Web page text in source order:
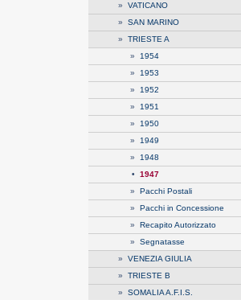
» VATICANO
» SAN MARINO
» TRIESTE A
» 1954
» 1953
» 1952
» 1951
» 1950
» 1949
» 1948
• 1947
» Pacchi Postali
» Pacchi in Concessione
» Recapito Autorizzato
» Segnatasse
» VENEZIA GIULIA
» TRIESTE B
» SOMALIA A.F.I.S.